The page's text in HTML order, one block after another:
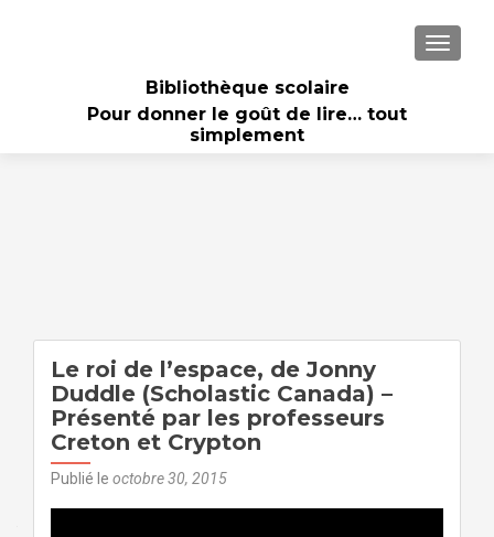
Bibliothèque scolaire
Pour donner le goût de lire… tout
simplement
Le roi de l’espace, de Jonny
Duddle (Scholastic Canada) –
Présenté par les professeurs
Creton et Crypton
Publié le octobre 30, 2015